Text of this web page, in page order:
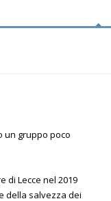
un gruppo poco
di Lecce nel 2019
della salvezza dei